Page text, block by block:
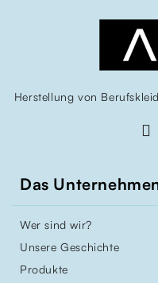
Herstellung von
Das
Wer sind wir?
Unsere Geschichte
Produkte